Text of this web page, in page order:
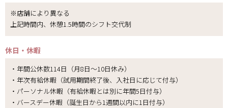
※店舗により異なる
上記時間内、休憩1.5時間のシフト交代制
休日・休暇
・年間公休数114日（月8日～10日休み）
・年次有給休暇（試用期間終了後、入社日に応じて付与）
・パーソナル休暇（有給休暇とは別に年間5日付与）
・バースデー休暇（誕生日から1週間以内に1日付与）